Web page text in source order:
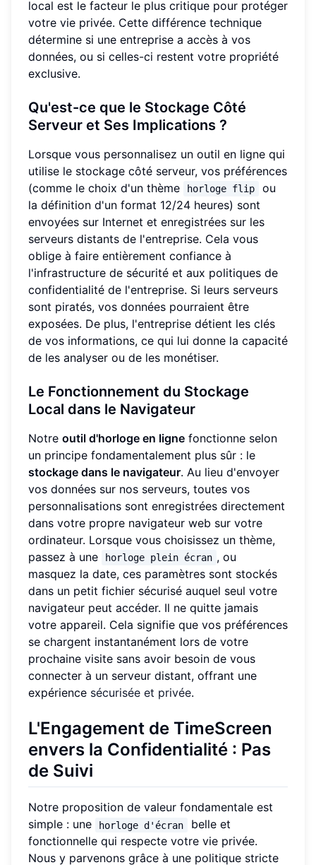
local est le facteur le plus critique pour protéger
votre vie privée. Cette différence technique
détermine si une entreprise a accès à vos
données, ou si celles-ci restent votre propriété
exclusive.
Qu'est-ce que le Stockage Côté
Serveur et Ses Implications ?
Lorsque vous personnalisez un outil en ligne qui
utilise le stockage côté serveur, vos préférences
(comme le choix d'un thème
horloge flip
ou
la définition d'un format 12/24 heures) sont
envoyées sur Internet et enregistrées sur les
serveurs distants de l'entreprise. Cela vous
oblige à faire entièrement confiance à
l'infrastructure de sécurité et aux politiques de
confidentialité de l'entreprise. Si leurs serveurs
sont piratés, vos données pourraient être
exposées. De plus, l'entreprise détient les clés
de vos informations, ce qui lui donne la capacité
de les analyser ou de les monétiser.
Le Fonctionnement du Stockage
Local dans le Navigateur
Notre outil d'horloge en ligne fonctionne selon
un principe fondamentalement plus sûr : le
stockage dans le navigateur. Au lieu d'envoyer
vos données sur nos serveurs, toutes vos
personnalisations sont enregistrées directement
dans votre propre navigateur web sur votre
ordinateur. Lorsque vous choisissez un thème,
passez à une
horloge plein écran , ou
masquez la date, ces paramètres sont stockés
dans un petit fichier sécurisé auquel seul votre
navigateur peut accéder. Il ne quitte jamais
votre appareil. Cela signifie que vos préférences
se chargent instantanément lors de votre
prochaine visite sans avoir besoin de vous
connecter à un serveur distant, offrant une
expérience sécurisée et privée.
L'Engagement de TimeScreen
envers la Confidentialité : Pas
de Suivi
Notre proposition de valeur fondamentale est
simple : une
horloge d'écran
belle et
fonctionnelle qui respecte votre vie privée.
Nous y parvenons grâce à une politique stricte